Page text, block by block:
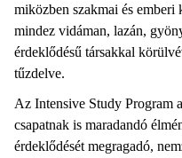
miközben szakmai és emberi
mindez vidáman, lazán,
érdeklődésű társakkal
tűzdelve.
Az Intensive Study Program
csapatnak is maradandó
érdeklődését megragadó,